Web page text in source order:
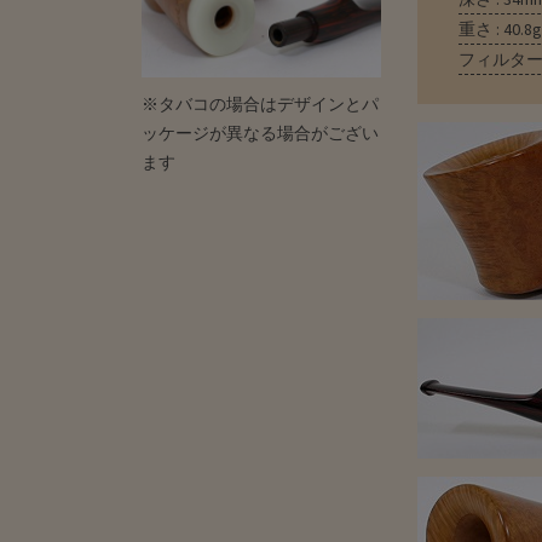
※タバコの場合はデザインとパ
ッケージが異なる場合がござい
ます
重さ : 40.8g
フィルタ